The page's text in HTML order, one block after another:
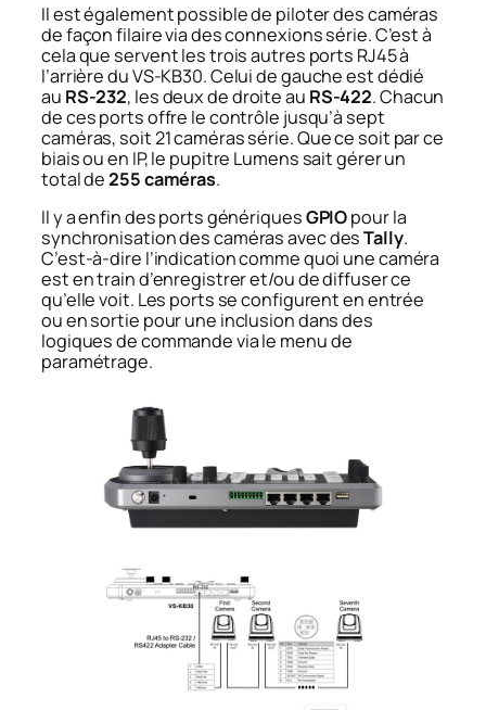
Il est également possible de piloter des caméras
de façon filaire via des connexions série. C’est à
cela que servent les trois autres ports RJ45 à
l’arrière du VS-KB30. Celui de gauche est dédié
au RS-232, les deux de droite au RS-422. Chacun
de ces ports offre le contrôle jusqu’à sept
caméras, soit 21 caméras série. Que ce soit par ce
biais ou en IP, le pupitre Lumens sait gérer un
total de255 caméras.
Il y a enfin des ports génériquesGPIOpour la
synchronisation des caméras avec desTally.
C’est-à-dire l’indication comme quoi une caméra
est en train d’enregistrer et/ou de diffuser ce
qu’elle voit. Les ports se configurent en entrée
ou en sortie pour une inclusion dans des
logiques de commande via le menu de
paramétrage.